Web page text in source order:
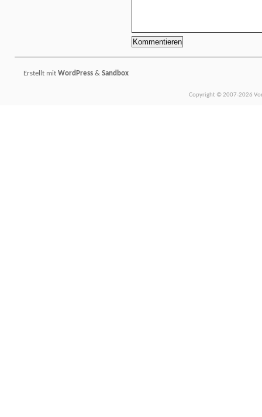
Erstellt mit WordPress & Sandbox
Copyright © 2007-2026